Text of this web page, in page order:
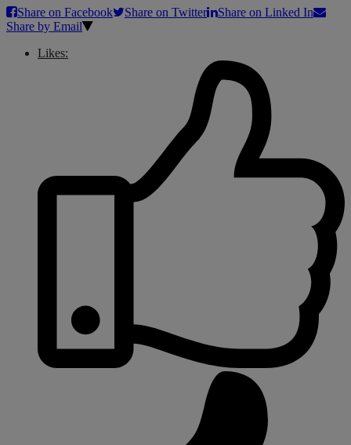
Share on Facebook
Share on Twitter
Share on Linked In
Share by Email
Likes: